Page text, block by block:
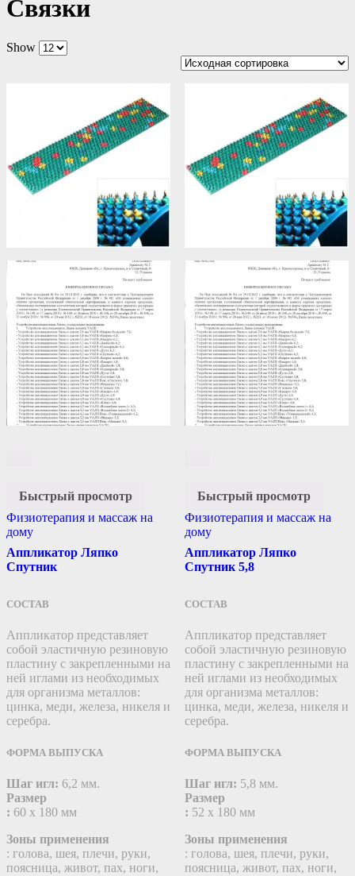
Связки
Show
Быстрый просмотр
Физиотерапия и массаж на
дому
Аппликатор Ляпко
Спутник
СОСТАВ
Аппликатор представляет
собой эластичную резиновую
пластину c закрепленными на
ней иглами из необходимых
для организма металлов:
цинка, меди, железа, никеля и
серебра.
ФОРМА ВЫПУСКА
Шаг игл: 6,2 мм.
Размер
: 60 х 180 мм
Зоны применения
: голова, шея, плечи, руки,
поясница, живот, пах, ноги,
Быстрый просмотр
Физиотерапия и массаж на
дому
Аппликатор Ляпко
Спутник 5,8
СОСТАВ
Аппликатор представляет
собой эластичную резиновую
пластину c закрепленными на
ней иглами из необходимых
для организма металлов:
цинка, меди, железа, никеля и
серебра.
ФОРМА ВЫПУСКА
Шаг игл: 5,8 мм.
Размер
: 52 х 180 мм
Зоны применения
: голова, шея, плечи, руки,
поясница, живот, пах, ноги,